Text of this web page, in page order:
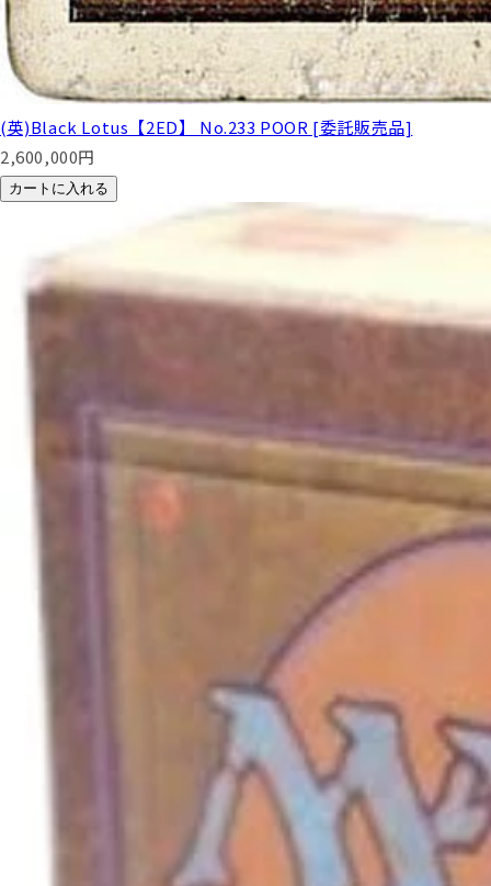
(英)Black Lotus【2ED】 No.233 POOR [委託販売品]
2,600,000円
カートに入れる